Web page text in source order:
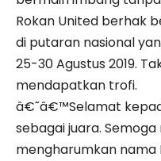
Rokan United berhak
di putaran nasional
25-30 Agustus 2019.
mendapatkan trofi.
â€˜â€™Selamat
sebagai juara.
mengharumkan nama